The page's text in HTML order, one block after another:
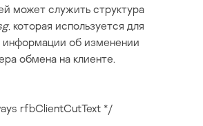
может служить структура
, которая используется для
информации об изменении
обмена на клиенте.
rfbClientCutText */